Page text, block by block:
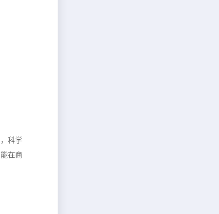
科学
在商